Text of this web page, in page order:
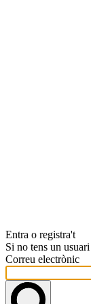
Entra o registra't
Si no tens un
Correu electrònic